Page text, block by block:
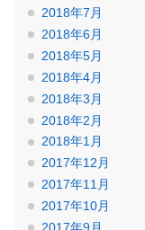
2018年7月
2018年6月
2018年5月
2018年4月
2018年3月
2018年2月
2018年1月
2017年12月
2017年11月
2017年10月